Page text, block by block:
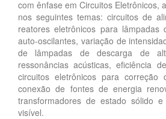
com ênfase em Circuitos Eletrônicos,
nos seguintes temas: circuitos de
reatores eletrônicos para lâmpadas
auto-oscilantes, variação de
de lâmpadas de descarga de
ressonâncias acústicas, eficiência
circuitos eletrônicos para
conexão de fontes de energia
transformadores de estado sólido
visível.